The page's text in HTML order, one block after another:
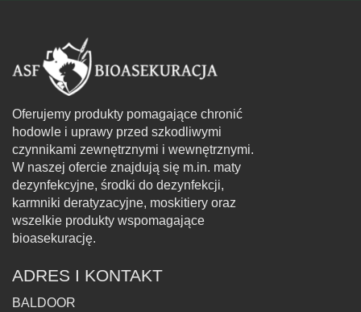
Oferujemy produkty pomagające chronić
hodowle i uprawy przed szkodliwymi
czynnikami zewnętrznymi i wewnętrznymi.
W naszej ofercie znajdują się m.in. maty
dezynfekcyjne, środki do dezynfekcji,
karmniki deratyzacyjne, moskitiery oraz
wszelkie produkty wspomagające
bioasekurację.
ADRES I KONTAKT
BALDOOR